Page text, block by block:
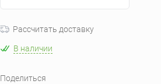
Рассчитать доставку
В наличии
Поделиться